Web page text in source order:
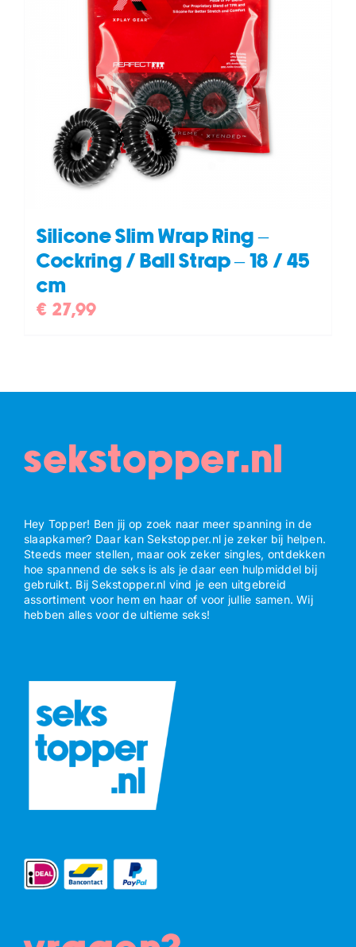
Silicone Slim Wrap Ring –
Cockring / Ball Strap – 18 / 45
cm
€ 27,99
sekstopper.nl
Hey Topper! Ben jij op zoek naar meer spanning in de
slaapkamer? Daar kan Sekstopper.nl je zeker bij helpen.
Steeds meer stellen, maar ook zeker singles, ontdekken
hoe spannend de seks is als je daar een hulpmiddel bij
gebruikt. Bij Sekstopper.nl vind je een uitgebreid
assortiment voor hem en haar of voor jullie samen. Wij
hebben alles voor de ultieme seks!